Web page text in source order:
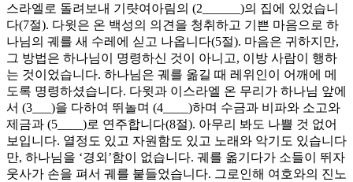
스라엘로 돌려보내 기럇여아림의 (2______)의 집에 있었습니
다(7절). 다윗은 온 백성의 의견을 청취하고 기쁜 마음으로 하
나님의 궤를 새 수레에 싣고 나옵니다(5절). 마음은 귀하지만,
그 방법은 하나님이 명령하신 것이 아니고, 이방 사람이 행하
는 것이었습니다. 하나님은 궤를 옮길 때 레위인이 어깨에 메
도록 명령하셨습니다. 다윗과 이스라엘 온 무리가 하나님 앞에
서 (3___)을 다하여 뛰놀며 (4____)하며 수금과 비파와 소고와
제금과 (5____)로 연주합니다(8절). 아무리 봐도 나쁠 것 없어
보입니다. 열정도 있고 자원함도 있고 노래와 악기도 있습니다
만, 하나님을 ‘경외’함이 없습니다. 궤를 옮기다가 소들이 뛰자
웃사가 손을 펴서 궤를 붙들었습니다. 그로인해 여호와의 진노